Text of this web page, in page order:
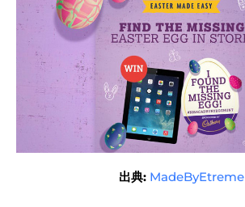
出典: MadeByEtreme